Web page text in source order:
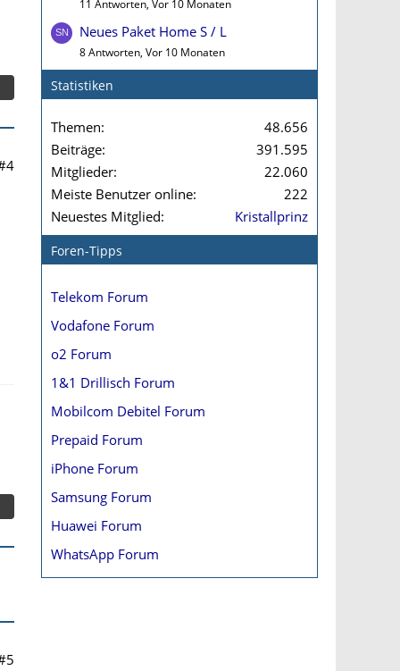
11 Antworten, Vor 10 Monaten
Neues Paket Home S / L
8 Antworten, Vor 10 Monaten
Statistiken
Themen
48.656
Beiträge
391.595
Mitglieder
22.060
Meiste Benutzer online
222
Neuestes Mitglied
Kristallprinz
Foren-Tipps
Telekom Forum
Vodafone Forum
o2 Forum
1&1 Drillisch Forum
Mobilcom Debitel Forum
Prepaid Forum
iPhone Forum
Samsung Forum
Huawei Forum
WhatsApp Forum